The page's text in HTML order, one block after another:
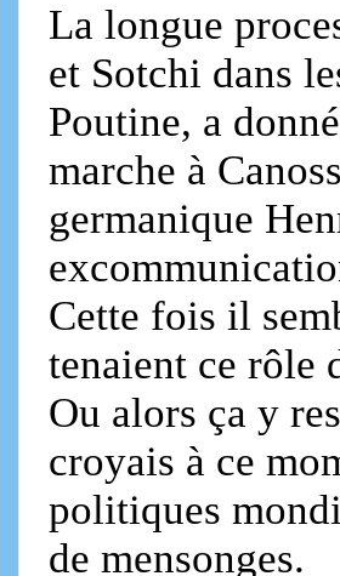
La longue
et Sotchi dans
Poutine, a
marche à
germanique
Cette fois il
tenaient ce rôle
Ou alors ça y
croyais à ce
politiques
de mensonges.